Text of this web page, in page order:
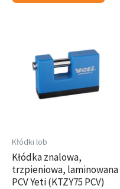
Kłódki lob
Kłódka znalowa,
trzpieniowa, laminowana
PCV Yeti (KTZY75 PCV)